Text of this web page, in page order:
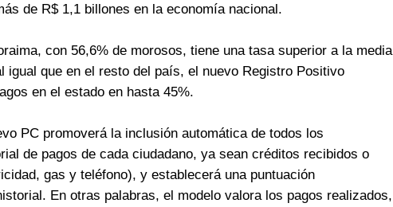
de R$ 1,1 billones en la economía nacional.
con 56,6% de morosos, tiene una tasa superior a la media
igual que en el resto del país, el nuevo Registro Positivo
en el estado en hasta 45%.
PC promoverá la inclusión automática de todos los
de pagos de cada ciudadano, ya sean créditos recibidos o
gas y teléfono), y establecerá una puntuación
En otras palabras, el modelo valora los pagos realizados,